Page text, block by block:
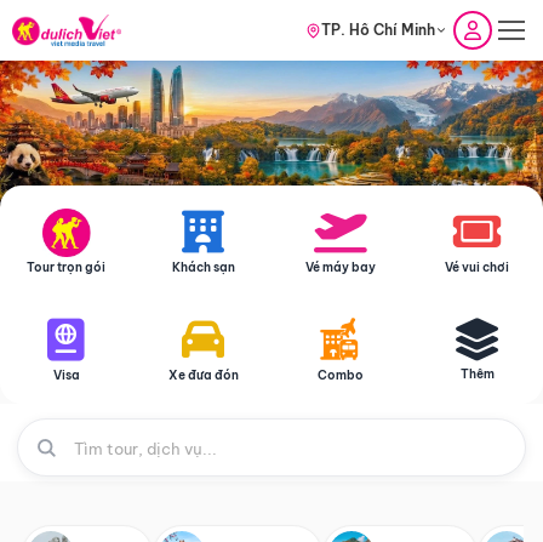
TP. Hồ Chí Minh
Tour trọn gói Khách sạn Vé máy bay Vé vui chơi
Visa Xe đưa đón Combo Thêm